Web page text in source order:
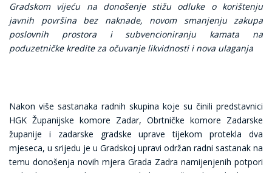
Gradskom vijeću na donošenje stižu odluke o korištenju
javnih površina bez naknade, novom smanjenju zakupa
poslovnih prostora i subvencioniranju kamata na
poduzetničke kredite za očuvanje likvidnosti i nova ulaganja
Nakon više sastanaka radnih skupina koje su činili predstavnici
HGK Županijske komore Zadar, Obrtničke komore Zadarske
županije i zadarske gradske uprave tijekom protekla dva
mjeseca, u srijedu je u Gradskoj upravi održan radni sastanak na
temu donošenja novih mjera Grada Zadra namijenjenih potpori